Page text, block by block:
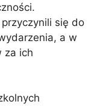
się do
a w
za ich